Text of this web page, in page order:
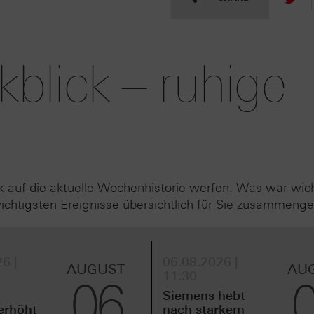
– ruhige
die aktuelle Wochenhistorie werfen. Was war
Ereignisse übersichtlich für Sie
AUGUST
Siemens hebt
nach starkem